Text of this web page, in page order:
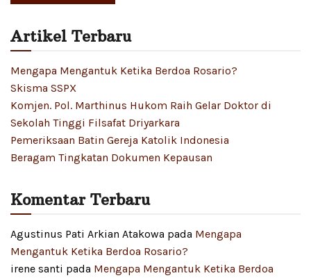
Artikel Terbaru
Mengapa Mengantuk Ketika Berdoa Rosario?
Skisma SSPX
Komjen. Pol. Marthinus Hukom Raih Gelar Doktor di
Sekolah Tinggi Filsafat Driyarkara
Pemeriksaan Batin Gereja Katolik Indonesia
Beragam Tingkatan Dokumen Kepausan
Komentar Terbaru
Agustinus Pati Arkian Atakowa pada Mengapa
Mengantuk Ketika Berdoa Rosario?
irene santi pada Mengapa Mengantuk Ketika Berdoa